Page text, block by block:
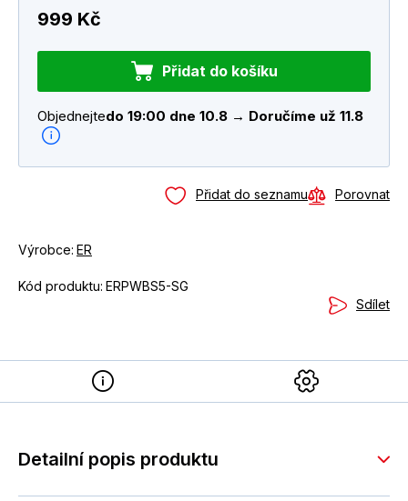
999 Kč
Přidat do košíku
Objednejtedo 19:00 dne 10.8 → Doručíme už 11.8
Přidat do seznamu Porovnat
Výrobce: ER
Kód produktu: ERPWBS5-SG
Sdílet
Detailní popis produktu